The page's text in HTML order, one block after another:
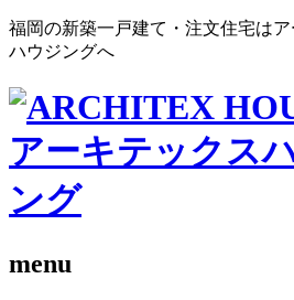
福岡の新築一戸建て・注文住宅は
ハウジングへ
menu